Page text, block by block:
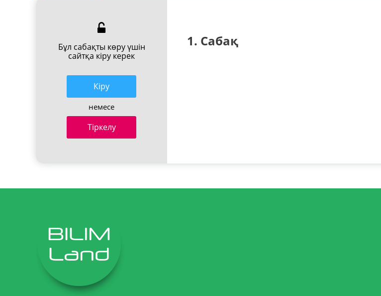
Бұл сабақты көру үшін
сайтқа кіру керек
Кiру
немесе
Тіркелу
1. Сабақ